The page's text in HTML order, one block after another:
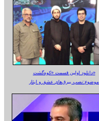
دانلود اولین قسمت «کوه‌گشت»
موضوع:نصب بیرق‌های عشق و ایثار